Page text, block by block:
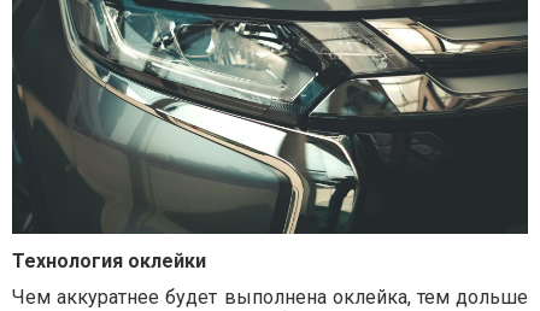
Технология оклейки
Чем аккуратнее будет выполнена оклейка, тем дольше